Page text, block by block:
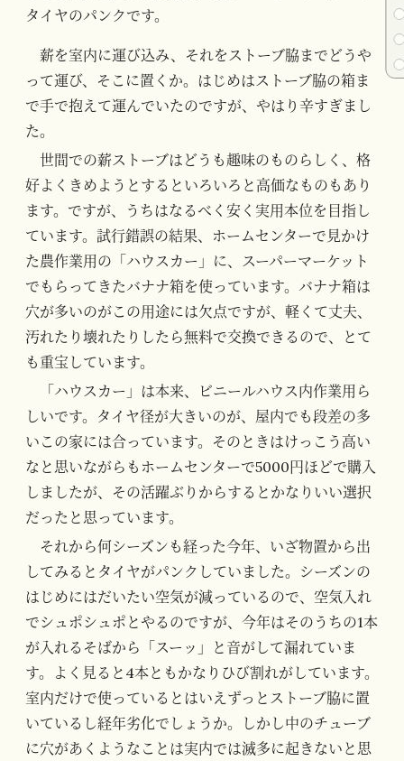
タイヤのパンクです。
薪を室内に運び込み、それをストーブ脇までどうや
って運び、そこに置くか。はじめはストーブ脇の箱ま
で手で抱えて運んでいたのですが、やはり辛すぎまし
た。
世間での薪ストーブはどうも趣味のものらしく、格
好よくきめようとするといろいろと高価なものもあり
ます。ですが、うちはなるべく安く実用本位を目指し
ています。試行錯誤の結果、ホームセンターで見かけ
た農作業用の「ハウスカー」に、スーパーマーケット
でもらってきたバナナ箱を使っています。バナナ箱は
穴が多いのがこの用途には欠点ですが、軽くて丈夫、
汚れたり壊れたりしたら無料で交換できるので、とて
も重宝しています。
「ハウスカー」は本来、ビニールハウス内作業用ら
しいです。タイヤ径が大きいのが、屋内でも段差の多
いこの家には合っています。そのときはけっこう高い
なと思いながらもホームセンターで5000円ほどで購入
しましたが、その活躍ぶりからするとかなりいい選択
だったと思っています。
それから何シーズンも経った今年、いざ物置から出
してみるとタイヤがパンクしていました。シーズンの
はじめにはだいたい空気が減っているので、空気入れ
でシュポシュポとやるのですが、今年はそのうちの1本
が入れるそばから「スーッ」と音がして漏れていま
す。よく見ると4本ともかなりひび割れがしています。
室内だけで使っているとはいえずっとストーブ脇に置
いているし経年劣化でしょうか。しかし中のチューブ
に穴があくようなことは実内では滅多に起きないと思